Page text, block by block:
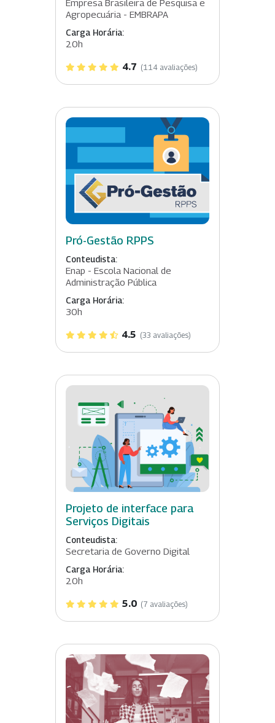
Empresa Brasileira de Pesquisa e
Agropecuária - EMBRAPA
Carga Horária:
20h
4.7 (114 avaliações)
Pró-Gestão RPPS
Conteudista:
Enap - Escola Nacional de
Administração Pública
Carga Horária:
30h
4.5 (33 avaliações)
Projeto de interface para
Serviços Digitais
Conteudista:
Secretaria de Governo Digital
Carga Horária:
20h
5.0 (7 avaliações)